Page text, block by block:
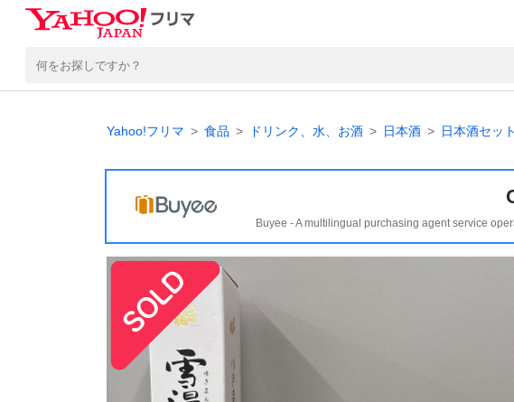
Yahoo!フリマ 食品 ドリンク、水、お酒 日本酒 日本酒セット
Buyee - A multilingual purchasing agent service